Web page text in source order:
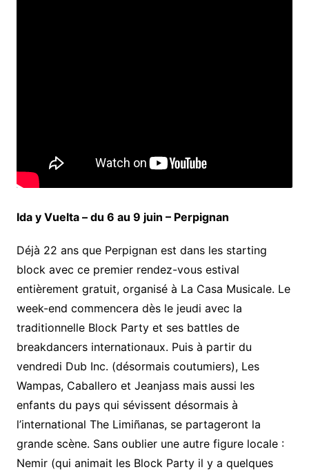
Ida y Vuelta – du 6 au 9 juin – Perpignan
Déjà 22 ans que Perpignan est dans les starting
block avec ce premier rendez-vous estival
entièrement gratuit, organisé à La Casa Musicale. Le
week-end commencera dès le jeudi avec la
traditionnelle Block Party et ses battles de
breakdancers internationaux. Puis à partir du
vendredi Dub Inc. (désormais coutumiers), Les
Wampas, Caballero et Jeanjass mais aussi les
enfants du pays qui sévissent désormais à
l’international The Limiñanas, se partageront la
grande scène. Sans oublier une autre figure locale :
Nemir (qui animait les Block Party il y a quelques